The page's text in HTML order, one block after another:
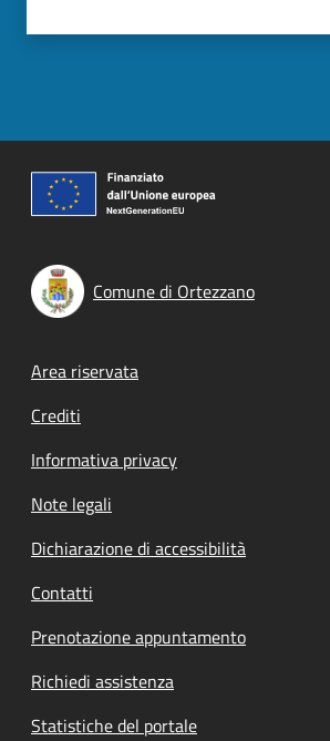
Comune di Ortezzano
Footer menu
Area riservata
Crediti
Informativa privacy
Note legali
Dichiarazione di accessibilità
Contatti
Prenotazione appuntamento
Richiedi assistenza
Statistiche del portale